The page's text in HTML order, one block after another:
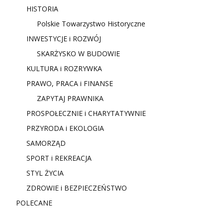
HISTORIA
Polskie Towarzystwo Historyczne
INWESTYCJE i ROZWÓJ
SKARŻYSKO W BUDOWIE
KULTURA i ROZRYWKA
PRAWO, PRACA i FINANSE
ZAPYTAJ PRAWNIKA
PROSPOŁECZNIE i CHARYTATYWNIE
PRZYRODA i EKOLOGIA
SAMORZĄD
SPORT i REKREACJA
STYL ŻYCIA
ZDROWIE i BEZPIECZEŃSTWO
POLECANE